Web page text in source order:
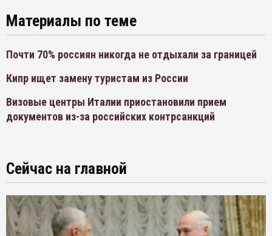
Материалы по теме
Почти 70% россиян никогда не отдыхали за границей
Кипр ищет замену туристам из России
Визовые центры Италии приостановили прием
документов из-за российских контрсанкций
Сейчас на главной